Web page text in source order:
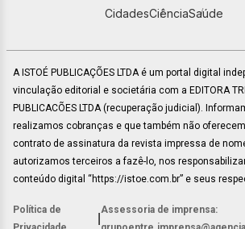
CidadesCiênciaSaúde
A ISTOÉ PUBLICAÇÕES LTDA é um portal digital
vinculação editorial e societária com a EDITORA
PUBLICACÕES LTDA (recuperação judicial).
realizamos cobranças e que também não
contrato de assinatura da revista impressa de
autorizamos terceiros a fazê-lo, nos
conteúdo digital “https://istoe.com.br” e seus
Política de
Assessoria de imprensa: